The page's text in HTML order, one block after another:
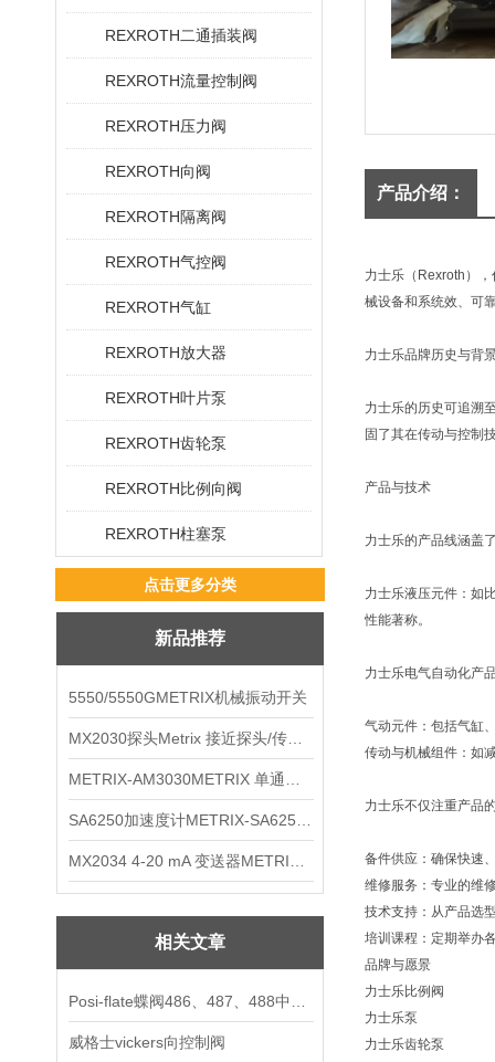
REXROTH二通插装阀
REXROTH流量控制阀
REXROTH压力阀
REXROTH向阀
REXROTH隔离阀
REXROTH气控阀
REXROTH气缸
REXROTH放大器
REXROTH叶片泵
REXROTH齿轮泵
REXROTH比例向阀
REXROTH柱塞泵
点击更多分类
新品推荐
5550/5550GMETRIX机械振动开关
相关文章
威格士vickers向控制阀
产品介绍：
力士乐（Rexroth）
械设备和系统效、可
力士乐品牌历史与背
力士乐的历史可追溯
固了其在传动与控制
产品与技术
力士乐的产品线涵盖
力士乐液压元件：如
性能著称。
力士乐电气自动化产
气动元件：包括气缸
传动与机械组件：如
力士乐不仅注重产品
备件供应：确保快速
维修服务：专业的维
技术支持：从产品选
培训课程：定期举办
品牌与愿景
力士乐比例阀
力士乐泵
力士乐齿轮泵